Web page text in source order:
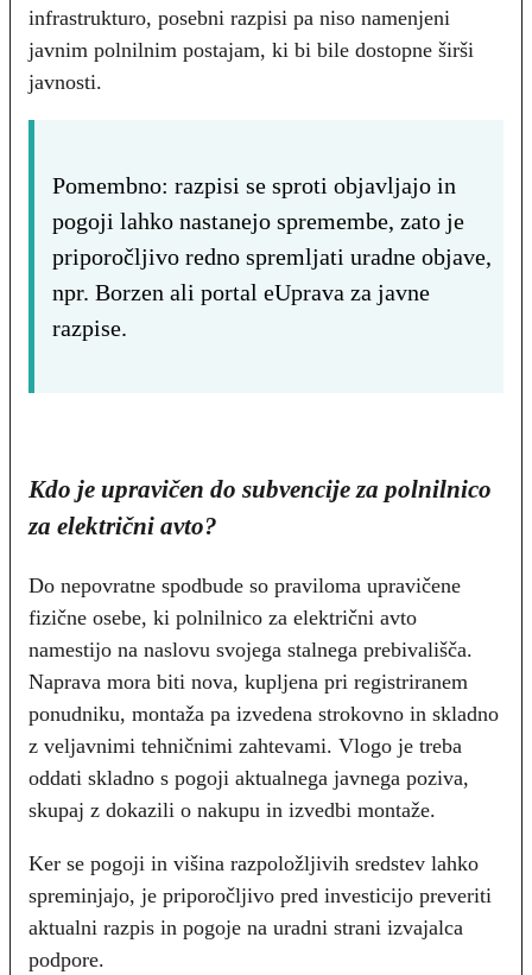
infrastrukturo, posebni razpisi pa niso namenjeni
javnim polnilnim postajam, ki bi bile dostopne širši
javnosti.
Pomembno: razpisi se sproti objavljajo in
pogoji lahko nastanejo spremembe, zato je
priporočljivo redno spremljati uradne objave,
npr. Borzen ali portal eUprava za javne
razpise.
Kdo je upravičen do subvencije za polnilnico
za električni avto?
Do nepovratne spodbude so praviloma upravičene
fizične osebe, ki polnilnico za električni avto
namestijo na naslovu svojega stalnega prebivališča.
Naprava mora biti nova, kupljena pri registriranem
ponudniku, montaža pa izvedena strokovno in skladno
z veljavnimi tehničnimi zahtevami. Vlogo je treba
oddati skladno s pogoji aktualnega javnega poziva,
skupaj z dokazili o nakupu in izvedbi montaže.
Ker se pogoji in višina razpoložljivih sredstev lahko
spreminjajo, je priporočljivo pred investicijo preveriti
aktualni razpis in pogoje na uradni strani izvajalca
podpore.